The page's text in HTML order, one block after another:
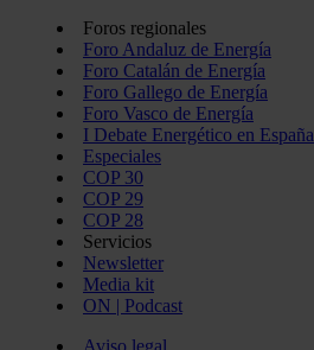
Foros regionales
Foro Andaluz de Energía
Foro Catalán de Energía
Foro Gallego de Energía
Foro Vasco de Energía
I Debate Energético en España
Especiales
COP 30
COP 29
COP 28
Servicios
Newsletter
Media kit
ON | Podcast